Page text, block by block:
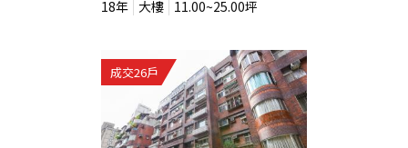
18年 大樓 11.00~25.00坪
成交26戶